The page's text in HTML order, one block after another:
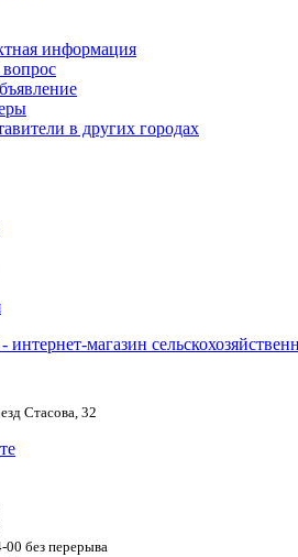
информация
вопрос
в других городах
Стасова, 32
без перерыва